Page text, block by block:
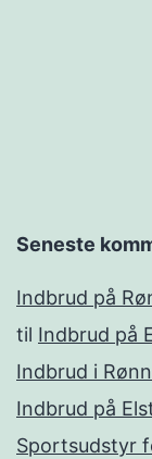
Seneste
Indbrud på
til Indbrud på
Indbrud i
Indbrud på
Sportsudstyr